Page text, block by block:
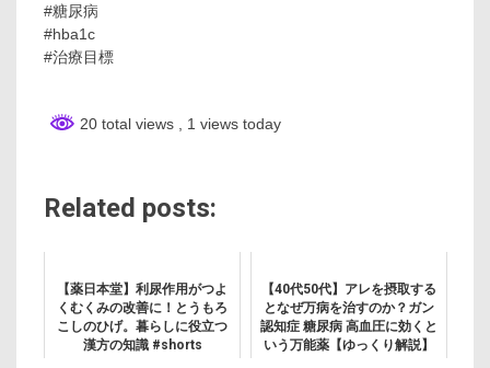
#糖尿病
#hba1c
#治療目標
20 total views , 1 views today
Related posts:
【薬日本堂】利尿作用がつよ
くむくみの改善に！とうもろ
こしのひげ。暮らしに役立つ
漢方の知識 #shorts
【40代50代】アレを摂取する
となぜ万病を治すのか？ガン
認知症 糖尿病 高血圧に効くと
いう万能薬【ゆっくり解説】